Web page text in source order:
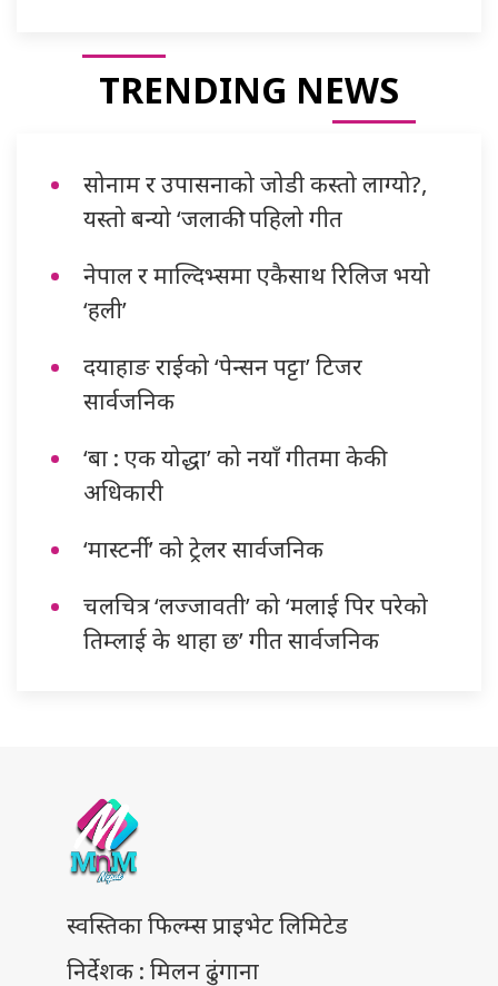
TRENDING NEWS
सोनाम र उपासनाको जोडी कस्तो लाग्यो?,
यस्तो बन्यो ‘जलाकी’ पहिलो गीत
नेपाल र माल्दिभ्समा एकैसाथ रिलिज भयो
‘हली’
दयाहाङ राईको ‘पेन्सन पट्टा’ टिजर
सार्वजनिक
‘बा : एक योद्धा’ को नयाँ गीतमा केकी
अधिकारी
‘मास्टर्नी’ को ट्रेलर सार्वजनिक
चलचित्र ‘लज्जावती’ को ‘मलाई पिर परेको
तिम्लाई के थाहा छ’ गीत सार्वजनिक
स्वस्तिका फिल्म्स प्राइभेट लिमिटेड
निर्देशक : मिलन ढुंगाना